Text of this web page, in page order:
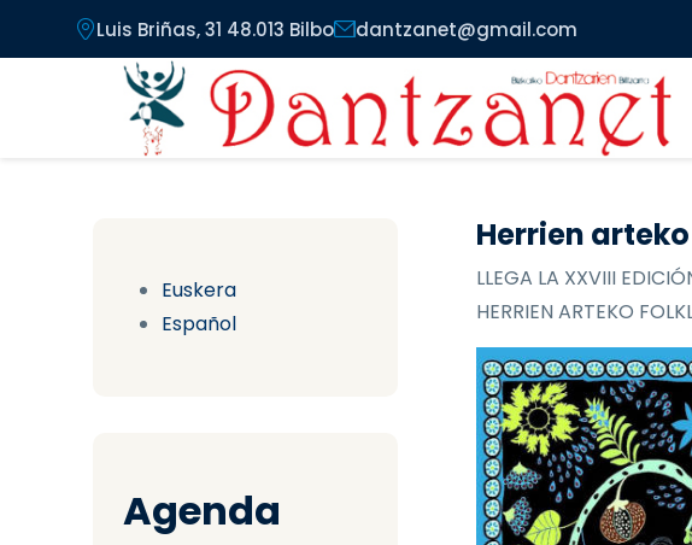
Pasar al contenido principal
Luis Briñas, 31 48.013 Bilbo dantzanet@gmail.com
Euskera
Español
Agenda
Herrien
LLEGA LA XXVIII
HERRIEN ARTEKO